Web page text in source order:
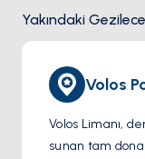
Yakındaki
Volos
Volos Limanı,
sunan tam